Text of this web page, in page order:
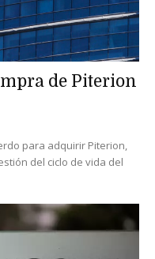
de Piterion
para adquirir Piterion,
del ciclo de vida del